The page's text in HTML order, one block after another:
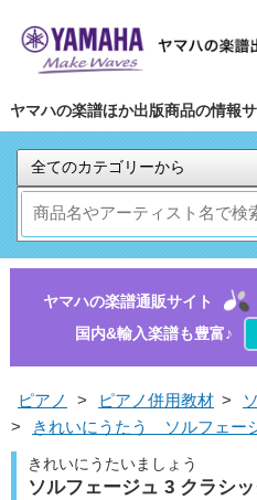
ヤマハの楽譜ほか出版商品の情報サ
ヤマハの楽譜通販サイト
国内&輸入楽譜も豊富♪
ピアノ > ピアノ併用教材 >
>
きれいにうたう ソルフェー
きれいにうたいましょう
ソルフェージュ 3 クラシ